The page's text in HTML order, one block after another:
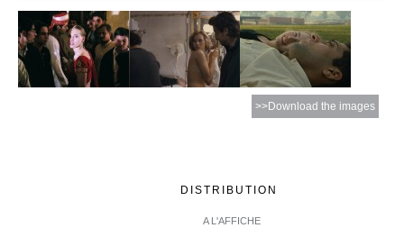
>>Download the images
DISTRIBUTION
A L'AFFICHE